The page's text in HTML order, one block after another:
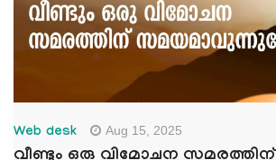
Web desk Aug 15, 2025